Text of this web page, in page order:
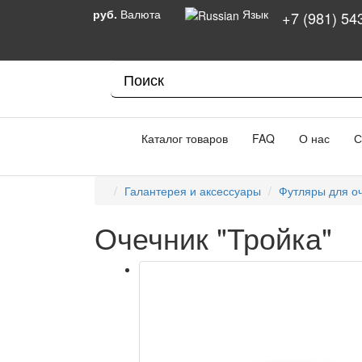
руб. Валюта Язык +7 (981)
Каталог товаров FAQ О нас
Галантерея и аксессуары Футляры для
Очечник "Тройка"